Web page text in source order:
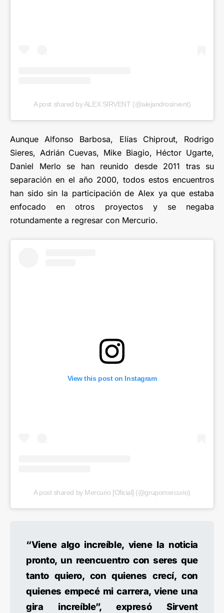
A post shared by ALEX SIRVENT (@alejandrosirvent)
Aunque Alfonso Barbosa, Elías Chiprout, Rodrigo
Sieres, Adrián Cuevas, Mike Biagio, Héctor Ugarte,
Daniel Merlo se han reunido desde 2011 tras su
separación en el año 2000, todos estos encuentros
han sido sin la participación de Alex ya que estaba
enfocado en otros proyectos y se negaba
rotundamente a regresar con Mercurio.
View this post on Instagram
A post shared by Mercurio [Oficial] (@grupomercurio)
“Viene algo increíble, viene la noticia
pronto, un reencuentro con seres que
tanto quiero, con quienes crecí, con
quienes empecé mi carrera, viene una
gira increíble”, expresó Sirvent